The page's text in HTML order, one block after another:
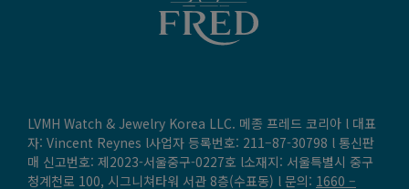
LVMH Watch & Jewelry Korea LLC. 메종 프레드 코리아 l 대표
자: Vincent Reynes l사업자 등록번호: 211–87-30798 l 통신판
매 신고번호: 제2023-서울중구-0227호 l소재지: 서울특별시 중구
청계천로 100, 시그니쳐타워 서관 8층(수표동) l 문의: 1660 –